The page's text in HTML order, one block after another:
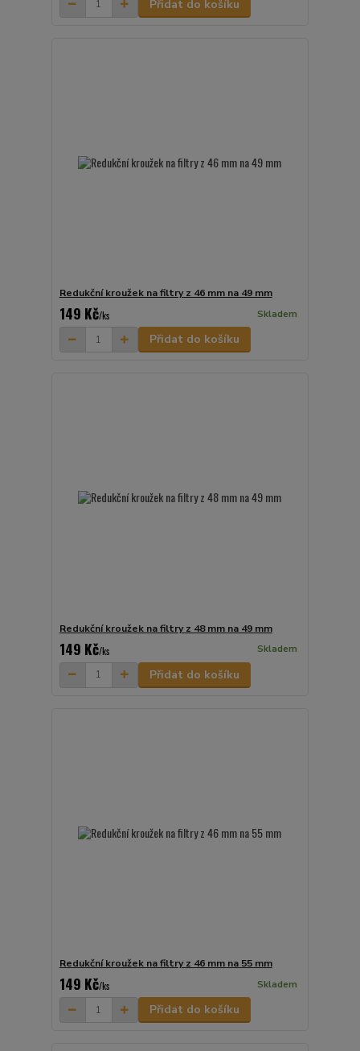
Přidat do košíku
Redukční kroužek na filtry z 46 mm na 49 mm
149 Kč/ks Skladem
Přidat do košíku
Redukční kroužek na filtry z 48 mm na 49 mm
149 Kč/ks Skladem
Přidat do košíku
Redukční kroužek na filtry z 46 mm na 55 mm
149 Kč/ks Skladem
Přidat do košíku